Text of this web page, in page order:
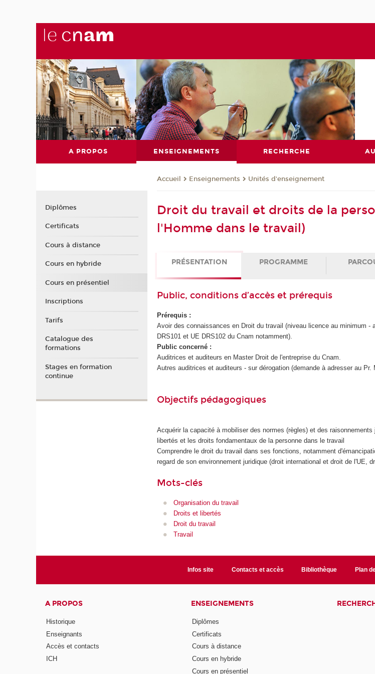
A PROPOS ENSEIGNEMENTS RECHERCHE
Accueil Enseignements Unités d'enseignement
Droit du travail et droits de la
l'Homme dans le travail)
PRÉSENTATION PROGRAMME
Public, conditions d’accès et prérequis
Prérequis :
Avoir des connaissances en Droit du travail (niveau licence au minimum -
DRS101 et UE DRS102 du Cnam notamment).
Public concerné :
Auditrices et auditeurs en Master Droit de l'entreprise du Cnam.
Autres auditrices et auditeurs - sur dérogation (demande à adresser au Pr.
Objectifs pédagogiques
Acquérir la capacité à mobiliser des normes (règles) et des
libertés et les droits fondamentaux de la personne dans le travail
Comprendre le droit du travail dans ses fonctions, notamment
regard de son environnement juridique (droit international et droit de l'UE,
Mots-clés
Organisation du travail
Droits et libertés
Droit du travail
Travail
Diplômes
Certificats
Cours à distance
Cours en hybride
Cours en présentiel
Inscriptions
Tarifs
Catalogue des
formations
Stages en formation
continue
Infos site Contacts et accès Bibliothèque Plan
A PROPOS
Historique
Enseignants
Accès et contacts
ICH
ENSEIGNEMENTS
Diplômes
Certificats
Cours à distance
Cours en hybride
Cours en présentiel